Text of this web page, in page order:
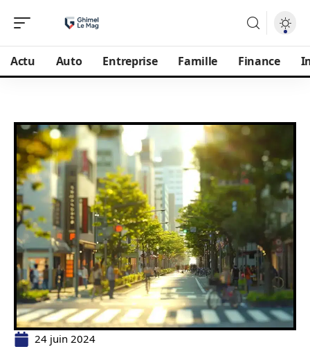
Actu Auto Entreprise Famille Finance
24 juin 2024